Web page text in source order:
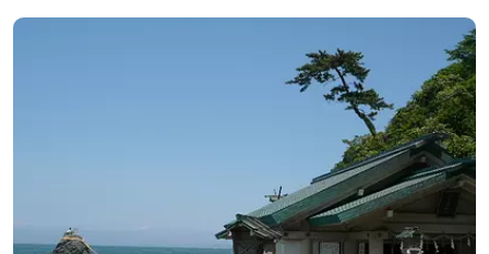
一律1,150円／1個 【締切時間】12：00（伊...